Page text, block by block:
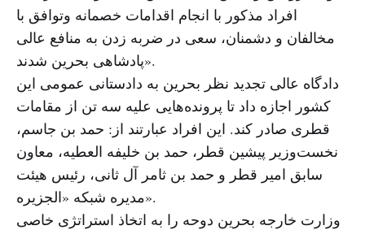
افراد مذکور با انجام اقدامات خصمانه وتوافق با
مخالفان و دشمنان، سعی در ضربه زدن به منافع عالی
پادشاهی بحرین شدند».
دادگاه عالی تجدید نظر بحرین به دادستانی عمومی این
کشور اجازه داد تا پرونده‌هایی علیه سه تن از مقامات
قطری صادر کند. این افراد عبارتند از: حمد بن جاسم،
نخست‌وزیر پیشین قطر، حمد بن خلیفه العطیه، معاون
سابق امیر قطر و حمد بن ثامر آل ثانی، رئیس هیئت
مدیره شبکه «الجزیره».
وزارت خارجه بحرین دوحه را به اتخاذ استراتژی خاصی